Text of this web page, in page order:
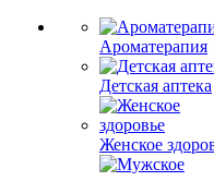
Ароматерапия
Детская аптека
Женское